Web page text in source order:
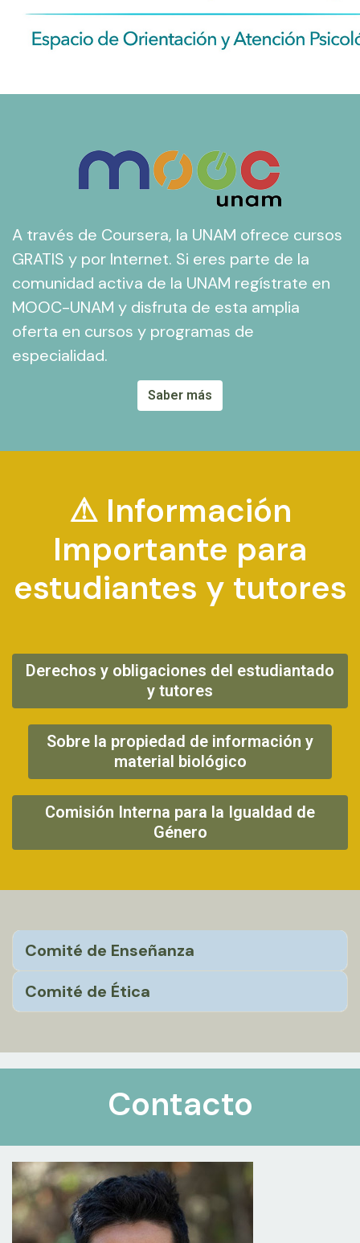
A través de Coursera, la UNAM ofrece cursos
GRATIS y por Internet. Si eres parte de la
comunidad activa de la UNAM regístrate en
MOOC-UNAM y disfruta de esta amplia
oferta en cursos y programas de
especialidad.
Saber más
⚠ Información
Importante para
estudiantes y tutores
Derechos y obligaciones del estudiantado
y tutores
Sobre la propiedad de información y
material biológico
Comisión Interna para la Igualdad de
Género
Comité de Enseñanza
Comité de Ética
Contacto